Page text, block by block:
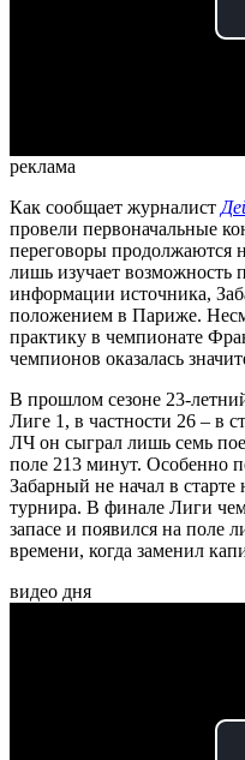
реклама
Как сообщает журналист
провели первоначальные
переговоры продолжаются
лишь изучает возможность
информации источника,
положением в Париже.
практику в чемпионате
чемпионов оказалась
В прошлом сезоне 23-
Лиге 1, в частности 26 – в
ЛЧ он сыграл лишь семь
поле 213 минут. Особенно
Забарный не начал в
турнира. В финале Лиги
запасе и появился на поле
времени, когда заменил
видео дня